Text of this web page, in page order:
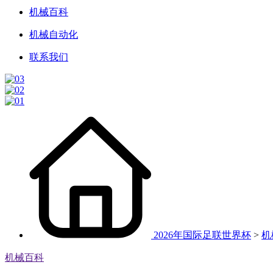
机械百科
机械自动化
联系我们
2026年国际足联世界杯 > 机
机械百科